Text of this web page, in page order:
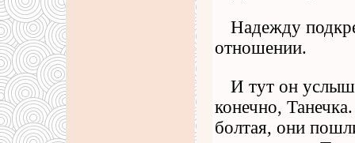
Надежду
отношении.
И тут он
конечно,
болтая, они